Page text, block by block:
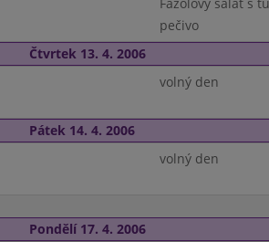
pečivo
Čtvrtek 13. 4. 2006
volný den
Pátek 14. 4. 2006
volný den
Pondělí 17. 4. 2006